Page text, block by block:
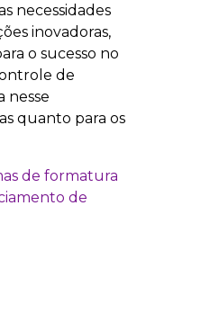
necessidades
inovadoras,
o sucesso no
de
nesse
quanto para os
de formatura
de